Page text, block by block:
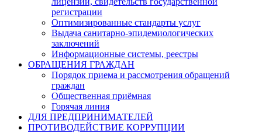
регистрации
Оптимизированные стандарты услуг
Выдача санитарно-эпидемиологических
заключений
Информационные системы, реестры
ОБРАЩЕНИЯ ГРАЖДАН
Порядок приема и рассмотрения обращений
граждан
Общественная приёмная
Горячая линия
ДЛЯ ПРЕДПРИНИМАТЕЛЕЙ
ПРОТИВОДЕЙСТВИЕ КОРРУПЦИИ